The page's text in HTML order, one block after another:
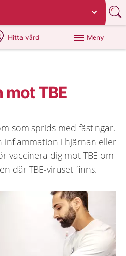
Hitta vård
på 1177.se
Meny
TBE
som sprids med fästingar.
inflammation i hjärnan eller
vaccinera dig mot TBE om
där TBE-viruset finns.